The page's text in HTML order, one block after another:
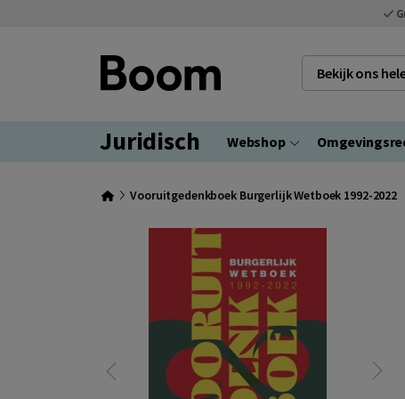
Bekijk ons
Juridisch Webshop
Vooruitgedenkboek Burgerlijk Wetboek 1992-2022